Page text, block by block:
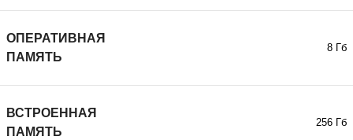
ОПЕРАТИВНАЯ
ПАМЯТЬ
8 Гб
ВСТРОЕННАЯ
ПАМЯТЬ
256 Гб